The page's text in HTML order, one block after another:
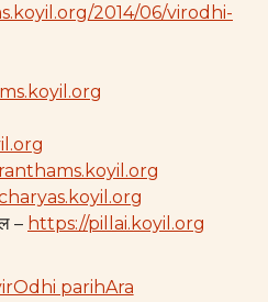
2014/06/virodhi-
– https://pillai.koyil.org
parihAra